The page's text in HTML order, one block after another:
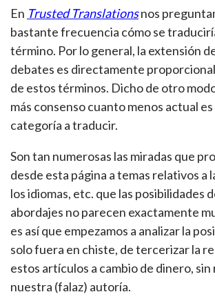
En Trusted Translationsnos
bastante frecuencia cómo se
término. Por lo general, la extensión
debates es directamente
de estos términos. Dicho de otro
más consenso cuanto menos actual
categoría a traducir.
Son tan numerosas las miradas que
desde esta página a temas relativos a
los idiomas, etc. que las posibilidades
abordajes no parecen exactamente
es así que empezamos a analizar la
solo fuera en chiste, de tercerizar la
estos artículos a cambio de dinero, sin
nuestra (falaz) autoría.